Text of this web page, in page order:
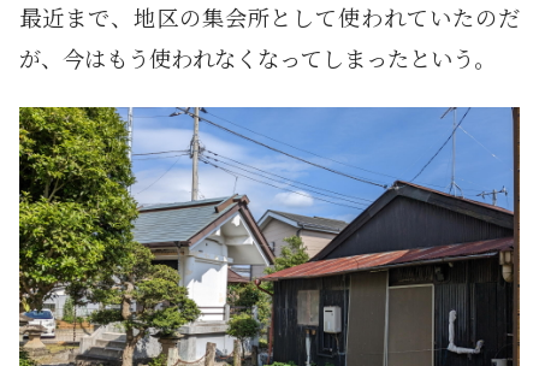
最近まで、地区の集会所として使われていたのだ
が、今はもう使われなくなってしまったという。